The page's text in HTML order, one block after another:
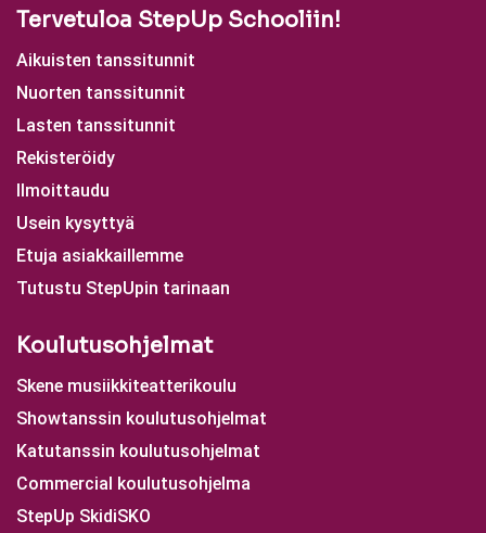
Tervetuloa StepUp Schooliin!
Aikuisten tanssitunnit
Nuorten tanssitunnit
Lasten tanssitunnit
Rekisteröidy
Ilmoittaudu
Usein kysyttyä
Etuja asiakkaillemme
Tutustu StepUpin tarinaan
Koulutusohjelmat
Skene musiikkiteatterikoulu
Showtanssin koulutusohjelmat
Katutanssin koulutusohjelmat
Commercial koulutusohjelma
StepUp SkidiSKO